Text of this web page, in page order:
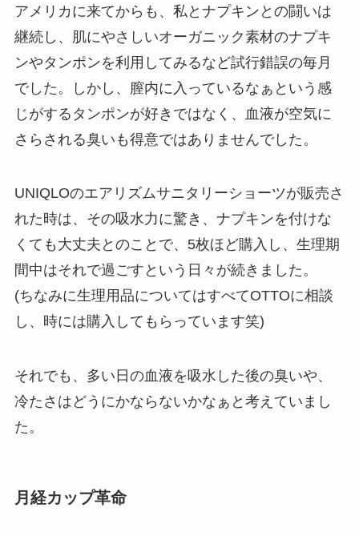
アメリカに来てからも、私とナプキンとの闘いは
継続し、肌にやさしいオーガニック素材のナプキ
ンやタンポンを利用してみるなど試行錯誤の毎月
でした。しかし、膣内に入っているなぁという感
じがするタンポンが好きではなく、血液が空気に
さらされる臭いも得意ではありませんでした。
UNIQLOのエアリズムサニタリーショーツが販売さ
れた時は、その吸水力に驚き、ナプキンを付けな
くても大丈夫とのことで、5枚ほど購入し、生理期
間中はそれで過ごすという日々が続きました。
(ちなみに生理用品についてはすべてOTTOに相談
し、時には購入してもらっています笑)
それでも、多い日の血液を吸水した後の臭いや、
冷たさはどうにかならないかなぁと考えていまし
た。
月経カップ革命